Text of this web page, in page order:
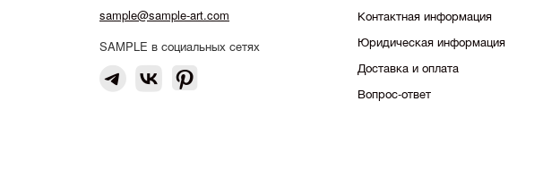
sample@sample-art.com
SAMPLE в социальных сетях
Контактная информация
Юридическая информация
Доставка и оплата
Вопрос-ответ